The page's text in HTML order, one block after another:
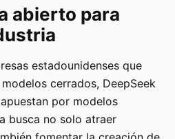
abierto para
estadounidenses que
cerrados, DeepSeek
por modelos
busca no solo atraer